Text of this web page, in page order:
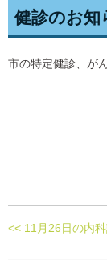
健診のお知
市の特定健診、が
<< 11月26日の内